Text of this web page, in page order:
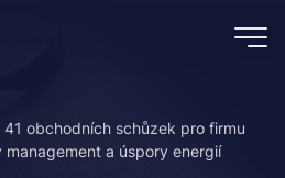
41 obchodních schůzek pro firmu
a úspory energií